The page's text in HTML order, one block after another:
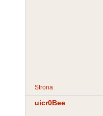
Strona
uicr0Bee